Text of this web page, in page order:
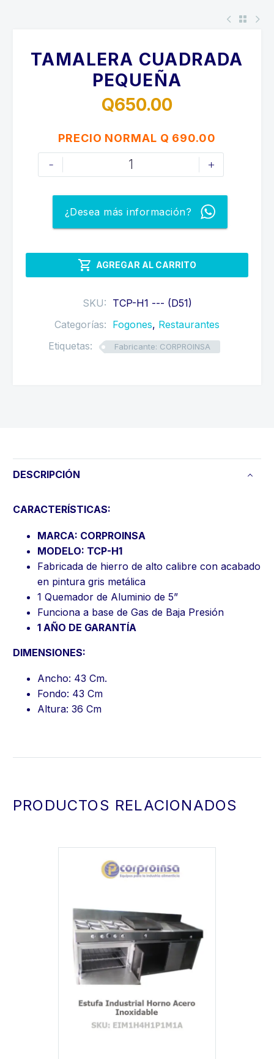
TAMALERA CUADRADA
PEQUEÑA
Q650.00
PRECIO NORMAL Q 690.00
-
TAMALERA
CUADRADA
cantidad
+
 AGREGAR AL CARRITO
¿Desea más información?
SKU: TCP-H1 --- (D51)
Categorías: Fogones, Restaurantes
Etiquetas:
Fabricante: CORPROINSA
DESCRIPCIÓN
CARACTERÍSTICAS:
MARCA: CORPROINSA
MODELO: TCP-H1
Fabricada de hierro de alto calibre con acabado
en pintura gris metálica
1 Quemador de Aluminio de 5”
Funciona a base de Gas de Baja Presión
1 AÑO DE GARANTÍA
DIMENSIONES:
Ancho: 43 Cm.
Fondo: 43 Cm
Altura: 36 Cm
PRODUCTOS RELACIONADOS